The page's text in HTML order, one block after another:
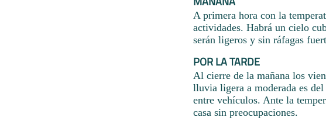
A primera hora con la
actividades. Habrá un cielo
serán ligeros y sin ráfagas
POR LA TARDE
Al cierre de la mañana los
lluvia ligera a moderada es
entre vehículos. Ante la
casa sin preocupaciones.